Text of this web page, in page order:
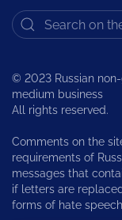
© 2023 Russian
medium business
All rights reserved.
Comments on the
requirements of
messages that
if letters are
forms of hate